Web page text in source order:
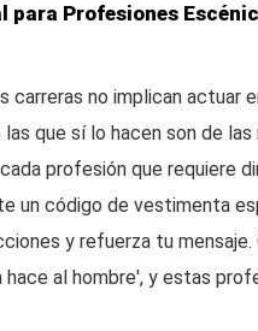
para Profesiones
carreras no implican actuar
que sí lo hacen son de las
profesión que requiere
un código de vestimenta
y refuerza tu mensaje.
hace al hombre', y estas